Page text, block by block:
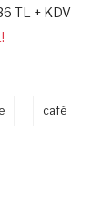
TL + KDV
café